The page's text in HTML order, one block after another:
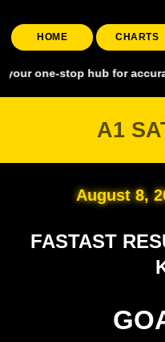
HOME CHARTS
hub for accurate and
A1
August 8,
FASTAST